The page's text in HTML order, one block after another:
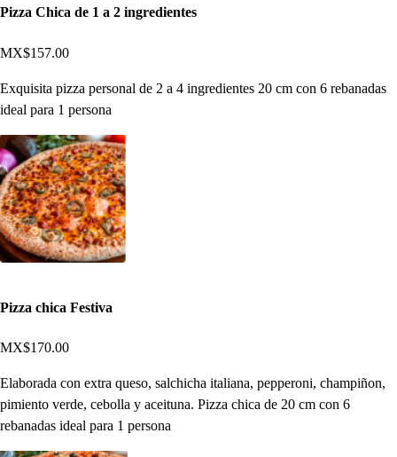
Pizza Chica de 1 a 2 ingredientes
MX$157.00
Exquisita pizza personal de 2 a 4 ingredientes 20 cm con 6 rebanadas
ideal para 1 persona
Pizza chica Festiva
MX$170.00
Elaborada con extra queso, salchicha italiana, pepperoni, champiñon,
pimiento verde, cebolla y aceituna. Pizza chica de 20 cm con 6
rebanadas ideal para 1 persona